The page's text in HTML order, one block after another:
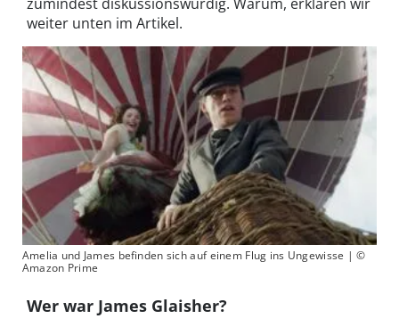
weiter unten im Artikel.
Amelia und James befinden sich auf einem Flug ins Ungewisse | ©
Amazon Prime
Wer war James Glaisher?